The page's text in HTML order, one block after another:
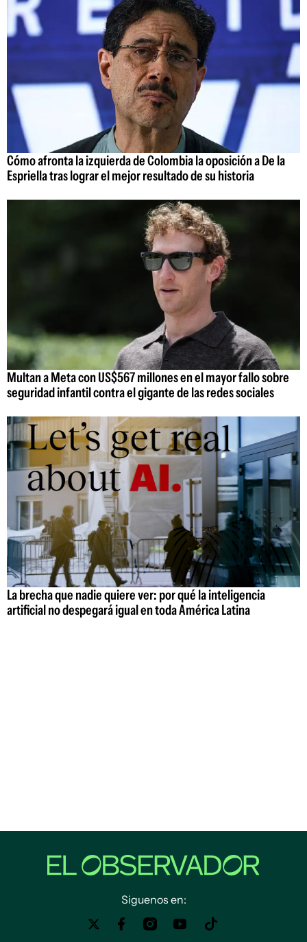
Cómo afronta la izquierda de Colombia la oposición a De la
Espriella tras lograr el mejor resultado de su historia
Multan a Meta con US$567 millones en el mayor fallo sobre
seguridad infantil contra el gigante de las redes sociales
La brecha que nadie quiere ver: por qué la inteligencia
artificial no despegará igual en toda América Latina
Siguenos en: